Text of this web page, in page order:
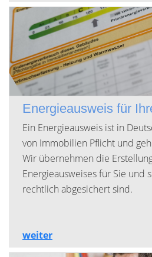
Energieausweis für
Ein Energieausweis ist in
von Immobilien Pflicht und
Wir übernehmen die
Energieausweises für Sie und
rechtlich abgesichert sind.
weiter